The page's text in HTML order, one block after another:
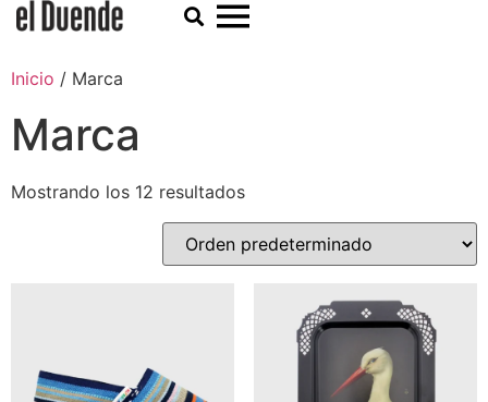
Inicio / Marca
Marca
Mostrando los 12 resultados